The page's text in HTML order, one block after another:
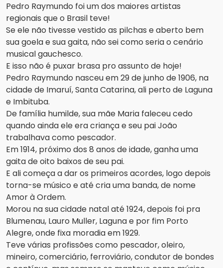
Pedro Raymundo foi um dos maiores artistas
regionais que o Brasil teve!
Se ele não tivesse vestido as pilchas e aberto bem
sua goela e sua gaita, não sei como seria o cenário
musical gauchesco.
E isso não é puxar brasa pro assunto de hoje!
Pedro Raymundo nasceu em 29 de junho de 1906, na
cidade de Imaruí, Santa Catarina, ali perto de Laguna
e Imbituba.
De família humilde, sua mãe Maria faleceu cedo
quando ainda ele era criança e seu pai João
trabalhava como pescador.
Em 1914, próximo dos 8 anos de idade, ganha uma
gaita de oito baixos de seu pai.
E ali começa a dar os primeiros acordes, logo depois
torna-se músico e até cria uma banda, de nome
Amor à Ordem.
Morou na sua cidade natal até 1924, depois foi pra
Blumenau, Lauro Muller, Laguna e por fim Porto
Alegre, onde fixa moradia em 1929.
Teve várias profissões como pescador, oleiro,
mineiro, comerciário, ferroviário, condutor de bondes